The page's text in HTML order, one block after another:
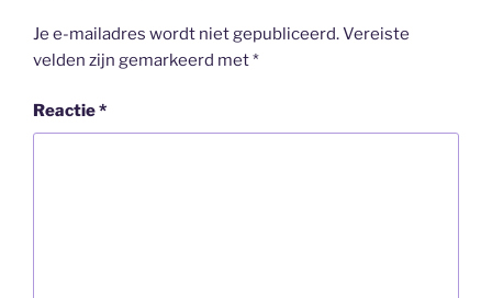
Je e-mailadres wordt niet gepubliceerd.Vereiste
velden zijn gemarkeerd met*
Reactie*